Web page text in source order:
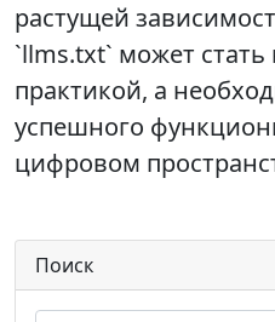
растущей
`llms.txt` может
практикой, а
успешного
цифровом
Поиск